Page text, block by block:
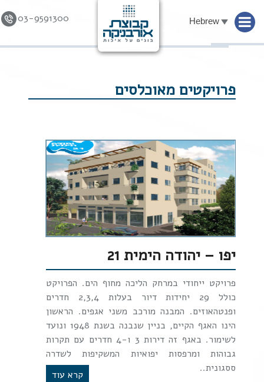
03-9591300 Hebrew
Skip to
פרויקטים מאוכלסים
יפו – יהודה הימית 21
פרויקט ייחודי במרחק הליכה מחוף הים. הפרויקט
כולל 29 יחידות דיור בעלות 2,3,4 חדרים
ופנטהאוזים. המבנה מורכב משני אגפים. הראשון
הינו האגף הקיים, בניין שנבנה בשנת 1948 ונועד
לשימור. באגף זה דירות 3 ו-4 חדרים עם תקרות
גבוהות ומרפסות יפואיות המשקיפות לשדרה
ססגונית..
קרא עוד